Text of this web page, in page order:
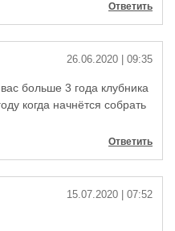
Ответить
26.06.2020 | 09:35
больше 3 года клубника
когда начнётся собрать
Ответить
15.07.2020 | 07:52